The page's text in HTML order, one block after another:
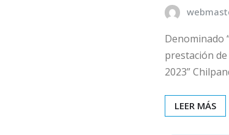
Denominado
prestación de
2023”
LEER MÁS